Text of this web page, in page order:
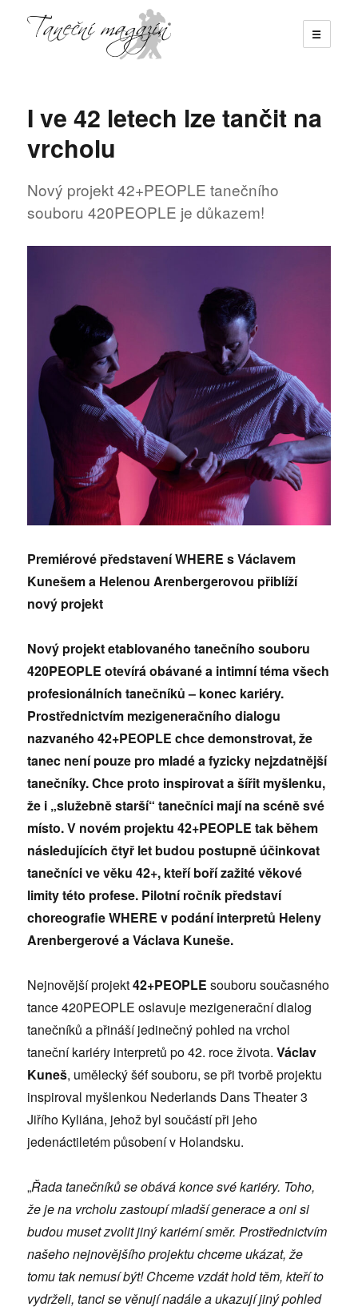
☰
I ve 42 letech lze tančit na
vrcholu
Nový projekt 42+PEOPLE tanečního
souboru 420PEOPLE je důkazem!
Premiérové představení WHERE s Václavem
Kunešem a Helenou Arenbergerovou přiblíží
nový projekt
Nový projekt etablovanéhotanečního souboru
420PEOPLE otevírá obávané a intimní téma všech
profesionálních tanečníků – konec kariéry.
Prostřednictvím mezigeneračního dialogu
nazvaného 42+PEOPLE chce demonstrovat, že
tanec není pouze pro mladé a fyzicky nejzdatnější
tanečníky. Chce proto inspirovat a šířit myšlenku,
že i „služebně starší“ tanečníci mají na scéně své
místo. V novém projektu 42+PEOPLE tak během
následujících čtyř let budou postupně účinkovat
tanečníci ve věku 42+, kteří boří zažité věkové
limity této profese. Pilotní ročník představí
choreografieWHERE v podání interpretů Heleny
Arenbergerové a Václava Kuneše.
Nejnovější projekt42+PEOPLE souboru současného
tance 420PEOPLE oslavuje mezigenerační dialog
tanečníků a přináší jedinečný pohled na vrchol
taneční kariéry interpretů po 42. roce života.Václav
Kuneš, umělecký šéf souboru, se při tvorbě projektu
inspiroval myšlenkou Nederlands Dans Theater 3
Jiřího Kyliána, jehož byl součástí při jeho
jedenáctiletém působení v Holandsku.
„Řada tanečníků se obává konce své kariéry. Toho,
že je na vrcholu zastoupí mladší generace a oni si
budou muset zvolit jiný kariérní směr. Prostřednictvím
našeho nejnovějšího projektu chceme ukázat, že
tomu tak nemusí být! Chceme vzdát hold těm, kteří to
vydrželi, tanci se věnují nadále a ukazují jiný pohled